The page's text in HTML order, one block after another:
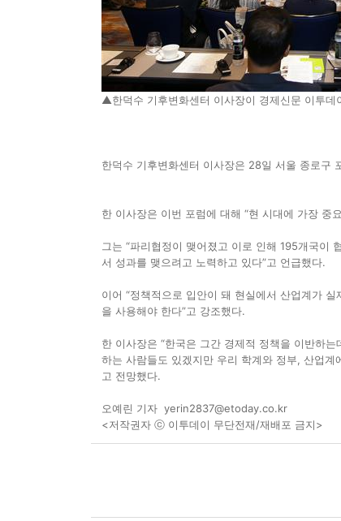
▲한덕수 기후변화센터 이사장이 경제신문 이투
한덕수 기후변화센터 이사장은 28일 서울 종로구
한 이사장은 이번 포럼에 대해 “현 시대에 가장 중
그는 “파리협정이 맺어졌고 이로 인해 195개국이
서 성과를 맺으려고 노력하고 있다”고 언급했다.
이어 “정책적으로 입안이 돼 현실에서 산업계가
을 사용해야 한다”고 강조했다.
한 이사장은 “한국은 그간 경제적 정책을 이반하
하는 사람들도 있겠지만 우리 학계와 정부, 산업
고 전망했다.
오예린 기자 yerin2837@etoday.co.kr
<저작권자 ⓒ 이투데이 무단전재/재배포 금지>